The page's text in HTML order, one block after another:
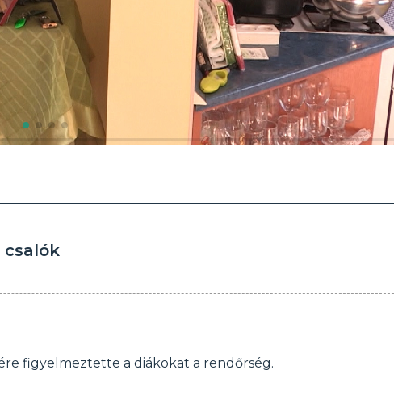
figyelmeztette a diákokat a rendőrség.